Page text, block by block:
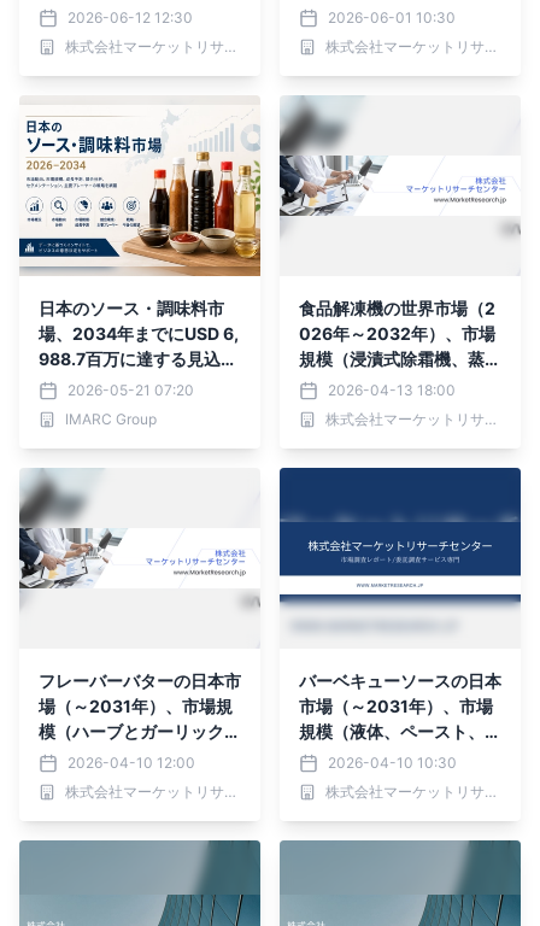
料調理機器、調理機器、加
熱・保温機器、保管・搬送
機器、食器洗浄機器）・分
2026-06-12 12:30
株式会社マーケットリサーチセンター
ナー型、2バーナー型）・
分析レポートを発表
2026-06-01 10:30
株式会社マーケットリサーチセンター
日本のソース・調味料市
場、2034年までにUSD 6,
988.7百万に達する見込み
| 年平均成長率（CAGR）
6.13%
2026-05-21 07:20
IMARC Group
食品解凍機の世界市場（2
026年～2032年）、市場
規模（浸漬式除霜機、蒸気
式除霜機、その他）・分析
レポートを発表
2026-04-13 18:00
株式会社マーケットリサーチセンター
フレーバーバターの日本市
場（～2031年）、市場規
模（ハーブとガーリックの
バリエーション、スイーツ
とデザートのフレーバー、
スパイスバターの組み合わ
2026-04-10 12:00
株式会社マーケットリサーチセンター
バーベキューソースの日本
市場（～2031年）、市場
規模（液体、ペースト、そ
の他）・分析レポートを発
表
2026-04-10 10:30
株式会社マーケットリサーチセンター